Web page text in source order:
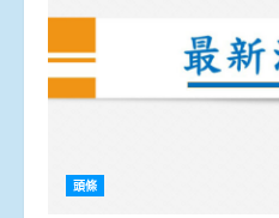
頭條